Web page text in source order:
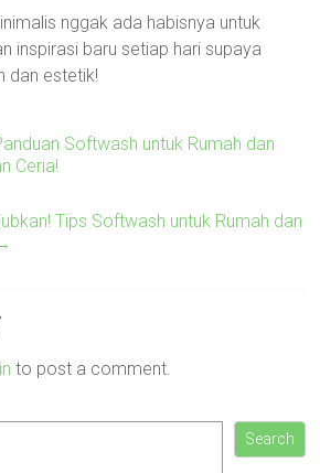
nggak ada habisnya untuk
inspirasi baru setiap hari supaya
dan estetik!
Softwash untuk Rumah dan
Ceria!
Tips Softwash untuk Rumah dan
to post a comment.
Search